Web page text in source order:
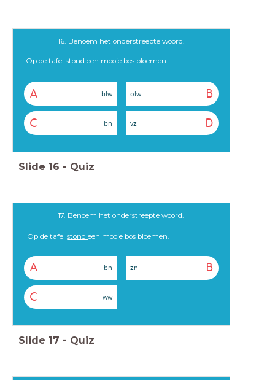
16. Benoem het onderstreepte woord.
Op de tafel stond een mooie bos bloemen.
A blw B
olw
C bn D
vz
Slide 16 - Quiz
17. Benoem het onderstreepte woord.
Op de tafelstondeen mooie bos bloemen.
A bn B
zn
C ww
Slide 17 - Quiz